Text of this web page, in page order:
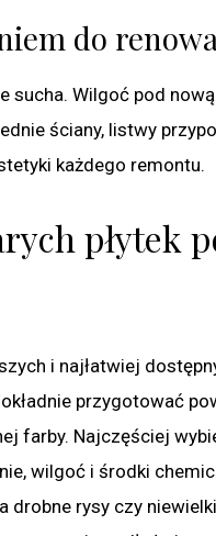
do
sucha. Wilgoć pod
ściany, listwy
każdego remontu.
płytek
i najłatwiej
przygotować
farby. Najczęściej
wilgoć i środki
rysy czy